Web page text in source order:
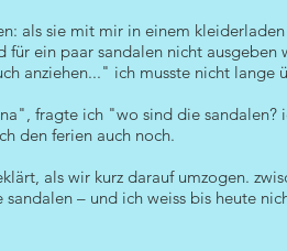
als sie mit mir in einem
ein paar sandalen nicht
anziehen..." ich musste nicht
fragte ich "wo sind die
den ferien auch noch.
als wir kurz darauf umzogen.
– und ich weiss bis heute